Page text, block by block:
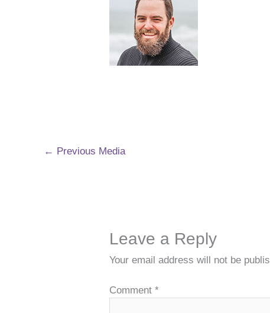
← Previous Media
Leave a Reply
Your email address will not be
Comment*